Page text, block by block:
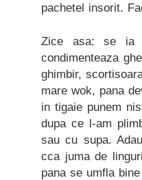
pachetel insorit.
Zice asa: se ia
condimenteaza
ghimbir,
mare wok, pana
in tigaie punem
dupa ce l-am
sau cu supa.
cca juma de
pana se umfla